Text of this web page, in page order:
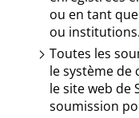
ou en tant
ou institutions.
Toutes les
le système de
le site web de
soumission